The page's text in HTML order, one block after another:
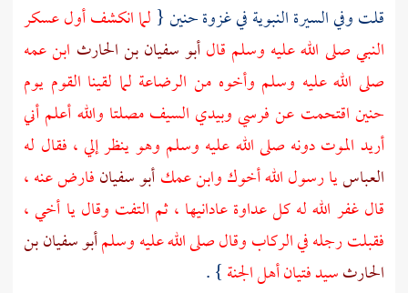
قلت وفي السيرة النبوية في غزوةحنين{ لما انكشف أول عسكر
النبي صلى الله عليه وسلم قالأبو سفيان بن الحارث ابن عمه
صلى الله عليه وسلم وأخوه من الرضاعة لما لقينا القوم يوم
حنيناقتحمت عن فرسي وبيدي السيف مصلتا والله أعلم أني
أريد الموت دونه صلى الله عليه وسلم وهو ينظر إلي ، فقال له
العباسيا رسول الله أخوك وابن عمكأبو سفيانفارض عنه ،
قال غفر الله له كل عداوة عادانيها ، ثم التفت وقال يا أخي ،
فقبلت رجله في الركاب وقال صلى الله عليه وسلمأبو سفيان بن
الحارثسيد فتيان أهل الجنة} .